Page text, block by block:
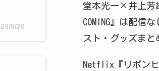
5/20
堂本光一×井上芳
COMING』は配信
スト・グッズまと
Netflix『リボン